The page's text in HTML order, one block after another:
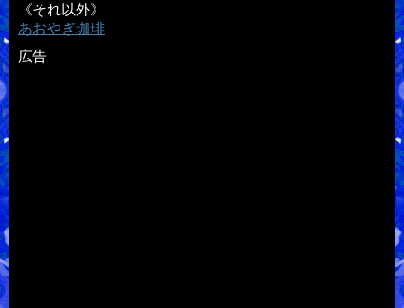
《それ以外》
あおやぎ珈琲
広告